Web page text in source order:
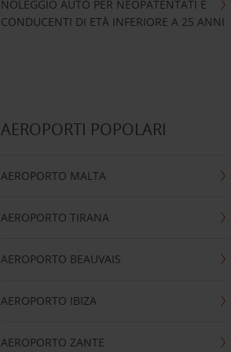
NOLEGGIO AUTO PER NEOPATENTATI E
CONDUCENTI DI ETÀ INFERIORE A 25 ANNI
AEROPORTI POPOLARI
AEROPORTO MALTA
AEROPORTO TIRANA
AEROPORTO BEAUVAIS
AEROPORTO IBIZA
AEROPORTO ZANTE